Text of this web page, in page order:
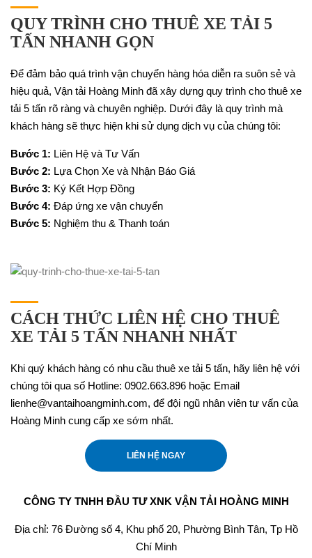
QUY TRÌNH CHO THUÊ XE TẢI 5
TẤN NHANH GỌN
Để đảm bảo quá trình vận chuyển hàng hóa diễn ra suôn sẻ và
hiệu quả, Vận tải Hoàng Minh đã xây dựng quy trình cho thuê xe
tải 5 tấn rõ ràng và chuyên nghiệp. Dưới đây là quy trình mà
khách hàng sẽ thực hiện khi sử dụng dịch vụ của chúng tôi:
Bước 1: Liên Hệ và Tư Vấn
Bước 2: Lựa Chọn Xe và Nhận Báo Giá
Bước 3: Ký Kết Hợp Đồng
Bước 4: Đáp ứng xe vận chuyển
Bước 5: Nghiệm thu & Thanh toán
CÁCH THỨC LIÊN HỆ CHO THUÊ
XE TẢI 5 TẤN NHANH NHẤT
Khi quý khách hàng có nhu cầu thuê xe tải 5 tấn, hãy liên hệ với
chúng tôi qua số Hotline: 0902.663.896 hoặc Email
lienhe@vantaihoangminh.com, để đội ngũ nhân viên tư vấn của
Hoàng Minh cung cấp xe sớm nhất.
LIÊN HỆ NGAY
CÔNG TY TNHH ĐẦU TƯ XNK VẬN TẢI HOÀNG MINH
Địa chỉ: 76 Đường số 4, Khu phố 20, Phường Bình Tân, Tp Hồ
Chí Minh